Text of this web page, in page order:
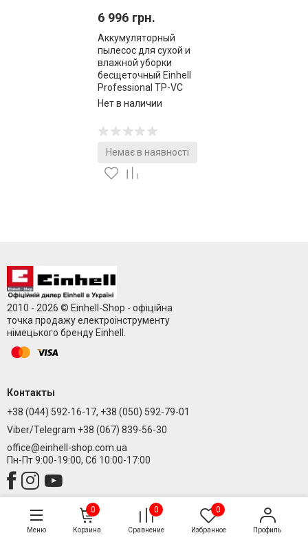
6 996 грн.
Аккумуляторный
пылесос для сухой и
влажной уборки
бесщеточный Einhell
Professional TP-VC
18/10 Li BL L-Solo
Нет в наличии
Немає в наявності
2010 - 2026 © Einhell-Shop - офіційна
точка продажу електроінструменту
німецького бренду Einhell.
Контакты
+38 (044) 592-16-17, +38 (050) 592-79-01
Viber/Telegram +38 (067) 839-56-30
office@einhell-shop.com.ua
Пн-Пт 9:00-19:00, Сб 10:00-17:00
Меню
0
Корзина
0
Сравнение
0
Избранное Профиль